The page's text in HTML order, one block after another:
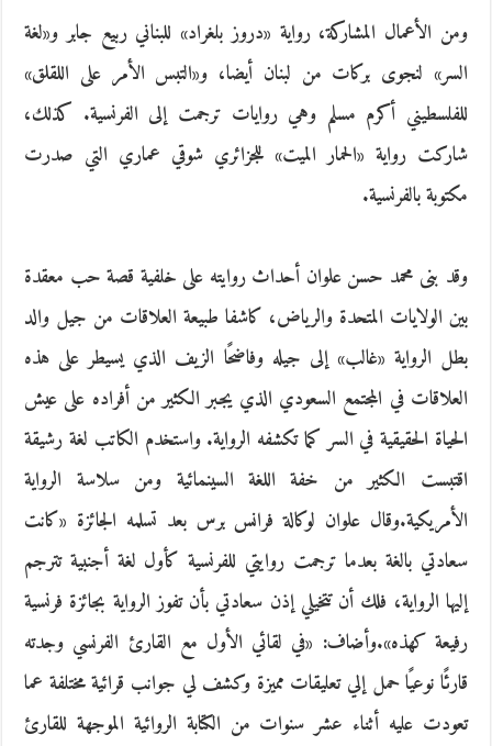
ومن الأعمال المشاركة، رواية «دروز بلغراد» للبناني ربيع جابر و«لغة
السر» لنجوى بركات من لبنان أيضا، و«التبس الأمر على اللقلق»
للفلسطيني أكرم مسلم وهي روايات ترجمت إلى الفرنسية. كذلك،
شاركت رواية «الحمار الميت» للجزائري شوقي عماري التي صدرت
مكتوبة بالفرنسية.
وقد بنى محمد حسن علوان أحداث روايته على خلفية قصة حب معقدة
بين الولايات المتحدة والرياض، كاشفا طبيعة العلاقات من جيل والد
بطل الرواية «غالب» إلى جيله وفاضحًا الزيف الذي يسيطر على هذه
العلاقات في المجتمع السعودي الذي يجبر الكثير من أفراده على عيش
الحياة الحقيقية في السر كما تكشفه الرواية. واستخدم الكاتب لغة رشيقة
اقتبست الكثير من خفة اللغة السينمائية ومن سلاسة الرواية
الأمريكية.وقال علوان لوكالة فرانس برس بعد تسلمه الجائزة «كانت
سعادتي بالغة بعدما ترجمت روايتي للفرنسية كأول لغة أجنبية تترجم
إليها الرواية، فلك أن تتخيلي إذن سعادتي بأن تفوز الرواية بجائزة فرنسية
رفيعة كهذه».وأضاف: «في لقائي الأول مع القارئ الفرنسي وجدته
قارئًا نوعيًا حمل إلي تعليقات مميزة وكشف لي جوانب قرائية مختلفة عما
تعودت عليه أثناء عشر سنوات من الكتابة الروائية الموجهة للقارئ